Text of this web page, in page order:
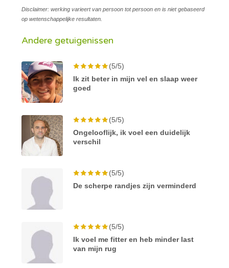
Disclaimer: werking varieert van persoon tot persoon en is niet gebaseerd
op wetenschappelijke resultaten.
Andere getuigenissen
(5/5)
Ik zit beter in mijn vel en slaap weer
goed
(5/5)
Ongelooflijk, ik voel een duidelijk
verschil
(5/5)
De scherpe randjes zijn verminderd
(5/5)
Ik voel me fitter en heb minder last
van mijn rug